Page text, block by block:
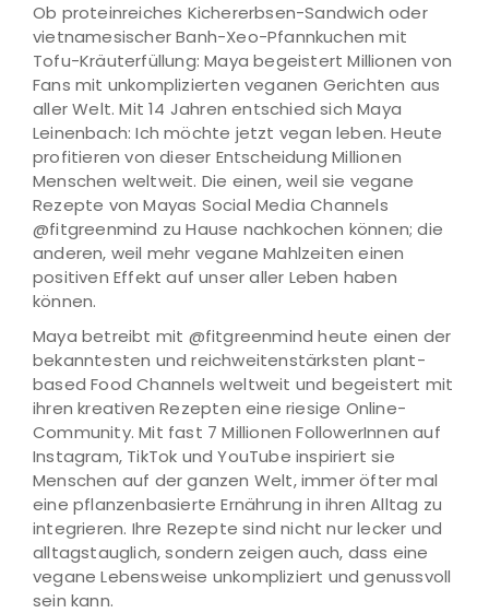
Ob proteinreiches Kichererbsen-Sandwich oder
vietnamesischer Banh-Xeo-Pfannkuchen mit
Tofu-Kräuterfüllung: Maya begeistert Millionen von
Fans mit unkomplizierten veganen Gerichten aus
aller Welt. Mit 14 Jahren entschied sich Maya
Leinenbach: Ich möchte jetzt vegan leben. Heute
profitieren von dieser Entscheidung Millionen
Menschen weltweit. Die einen, weil sie vegane
Rezepte von Mayas Social Media Channels
@fitgreenmind zu Hause nachkochen können; die
anderen, weil mehr vegane Mahlzeiten einen
positiven Effekt auf unser aller Leben haben
können.
Maya betreibt mit @fitgreenmind heute einen der
bekanntesten und reichweitenstärksten plant-
based Food Channels weltweit und begeistert mit
ihren kreativen Rezepten eine riesige Online-
Community. Mit fast 7 Millionen FollowerInnen auf
Instagram, TikTok und YouTube inspiriert sie
Menschen auf der ganzen Welt, immer öfter mal
eine pflanzenbasierte Ernährung in ihren Alltag zu
integrieren. Ihre Rezepte sind nicht nur lecker und
alltagstauglich, sondern zeigen auch, dass eine
vegane Lebensweise unkompliziert und genussvoll
sein kann.